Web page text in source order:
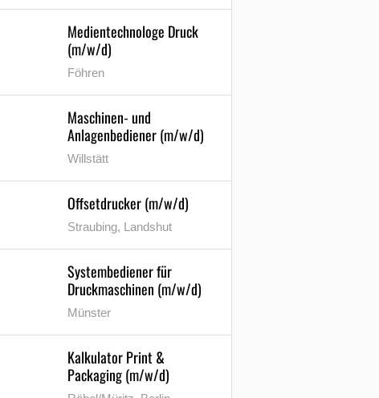
Medientechnologe Druck
(m/w/d)
Föhren
Maschinen- und
Anlagenbediener (m/w/d)
Willstätt
Offsetdrucker (m/w/d)
Straubing, Landshut
Systembediener für
Druckmaschinen (m/w/d)
Münster
Kalkulator Print &
Packaging (m/w/d)